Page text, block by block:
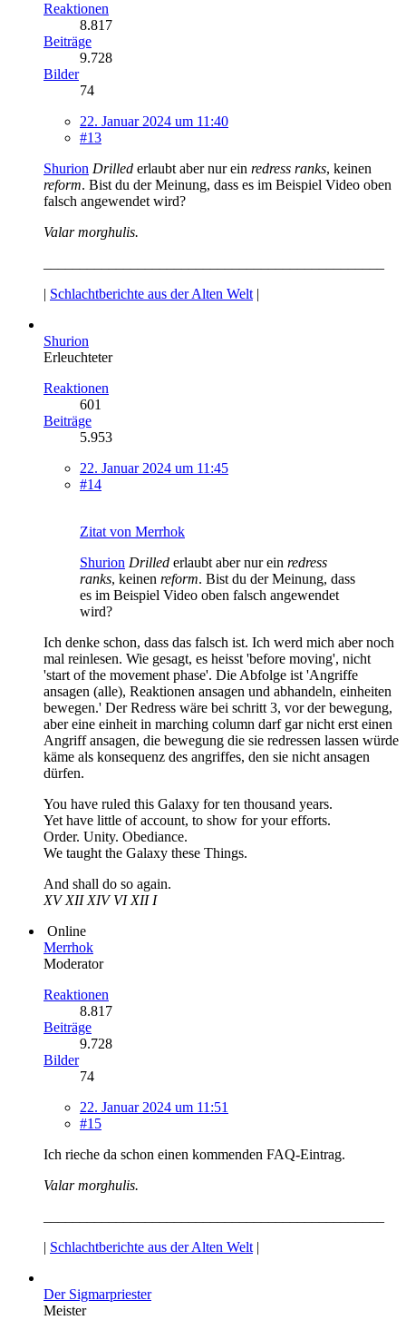
Reaktionen
8.817
Beiträge
9.728
Bilder
74
22. Januar 2024 um 11:40
#13
Shurion Drilled erlaubt aber nur ein redress ranks, keinen
reform. Bist du der Meinung, dass es im Beispiel Video oben
falsch angewendet wird?
Valar morghulis.
| Schlachtberichte aus der Alten Welt |
Shurion
Erleuchteter
Reaktionen
601
Beiträge
5.953
22. Januar 2024 um 11:45
#14
Zitat von Merrhok
Shurion Drilled erlaubt aber nur ein redress
ranks, keinen reform. Bist du der Meinung, dass
es im Beispiel Video oben falsch angewendet
wird?
Ich denke schon, dass das falsch ist. Ich werd mich aber noch
mal reinlesen. Wie gesagt, es heisst 'before moving', nicht
'start of the movement phase'. Die Abfolge ist 'Angriffe
ansagen (alle), Reaktionen ansagen und abhandeln, einheiten
bewegen.' Der Redress wäre bei schritt 3, vor der bewegung,
aber eine einheit in marching column darf gar nicht erst einen
Angriff ansagen, die bewegung die sie redressen lassen würde
käme als konsequenz des angriffes, den sie nicht ansagen
dürfen.
You have ruled this Galaxy for ten thousand years.
Yet have little of account, to show for your efforts.
Order. Unity. Obediance.
We taught the Galaxy these Things.
And shall do so again.
XV XII XIV VI XII I
Online
Merrhok
Moderator
Reaktionen
8.817
Beiträge
9.728
Bilder
74
22. Januar 2024 um 11:51
#15
Ich rieche da schon einen kommenden FAQ-Eintrag.
Valar morghulis.
| Schlachtberichte aus der Alten Welt |
Der Sigmarpriester
Meister